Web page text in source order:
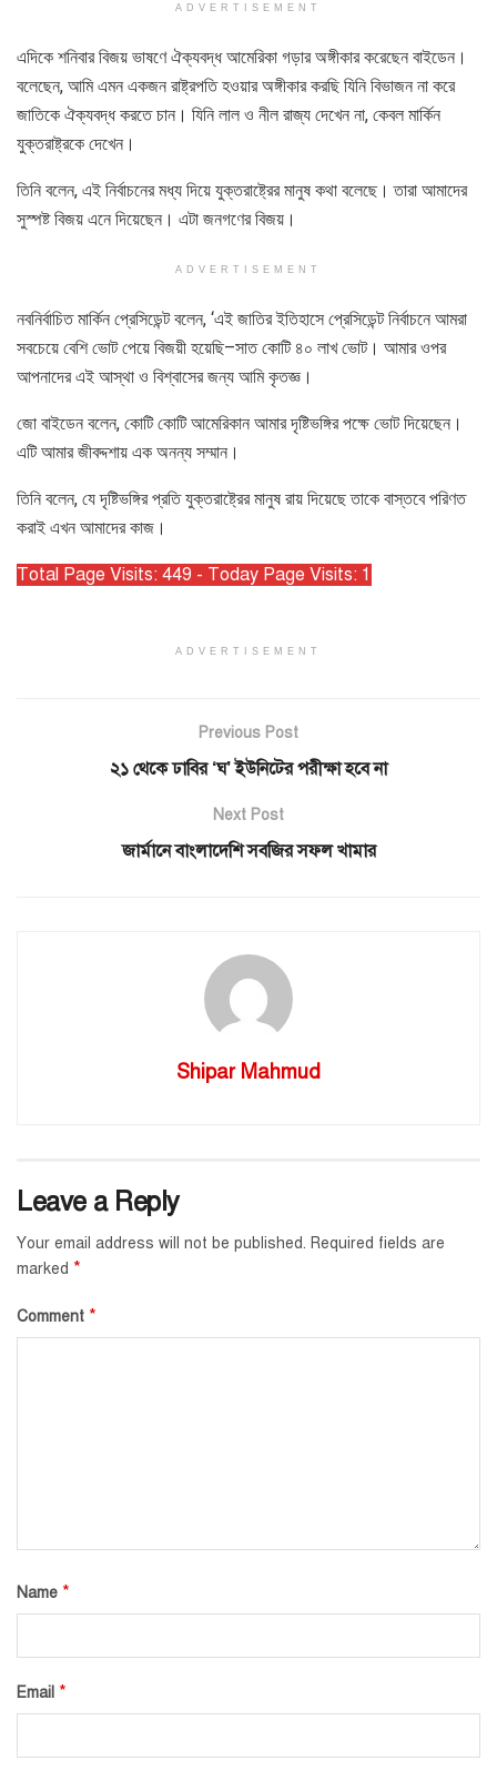
ADVERTISEMENT
এদিকে শনিবার বিজয় ভাষণে ঐক্যবদ্ধ আমেরিকা গড়ার অঙ্গীকার করেছেন বাইডেন।
বলেছেন, আমি এমন একজন রাষ্ট্রপতি হওয়ার অঙ্গীকার করছি যিনি বিভাজন না করে
জাতিকে ঐক্যবদ্ধ করতে চান। যিনি লাল ও নীল রাজ্য দেখেন না, কেবল মার্কিন
যুক্তরাষ্ট্রকে দেখেন।
তিনি বলেন, এই নির্বাচনের মধ্য দিয়ে যুক্তরাষ্ট্রের মানুষ কথা বলেছে। তারা আমাদের
সুস্পষ্ট বিজয় এনে দিয়েছেন। এটা জনগণের বিজয়।
ADVERTISEMENT
নবনির্বাচিত মার্কিন প্রেসিডেন্ট বলেন, ‌‘এই জাতির ইতিহাসে প্রেসিডেন্ট নির্বাচনে আমরা
সবচেয়ে বেশি ভোট পেয়ে বিজয়ী হয়েছি–সাত কোটি ৪০ লাখ ভোট। আমার ওপর
আপনাদের এই আস্থা ও বিশ্বাসের জন্য আমি কৃতজ্ঞ।
জো বাইডেন বলেন, কোটি কোটি আমেরিকান আমার দৃষ্টিভঙ্গির পক্ষে ভোট দিয়েছেন।
এটি আমার জীবদ্দশায় এক অনন্য সম্মান।
তিনি বলেন, যে দৃষ্টিভঙ্গির প্রতি যুক্তরাষ্ট্রের মানুষ রায় দিয়েছে তাকে বাস্তবে পরিণত
করাই এখন আমাদের কাজ।
Total Page Visits: 449 - Today Page Visits: 1
ADVERTISEMENT
Previous Post
২১ থেকে ঢাবির ‘ঘ’ ইউনিটের পরীক্ষা হবে না
Next Post
জার্মানে বাংলাদেশি সবজির সফল খামার
Shipar Mahmud
Leave a Reply
Your email address will not be published. Required fields are
marked *
Comment *
Name *
Email *